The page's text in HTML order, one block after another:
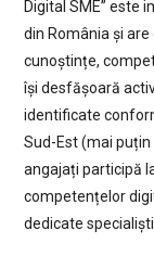
Digital SME” este
din România și
cunoștințe,
își desfășoară
identificate
Sud-Est (mai puțin
angajați participă
competențelor
dedicate